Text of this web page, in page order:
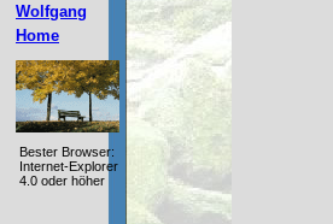
Wolfgang
Home
Bester Browser:
Internet-Explorer
4.0 oder höher